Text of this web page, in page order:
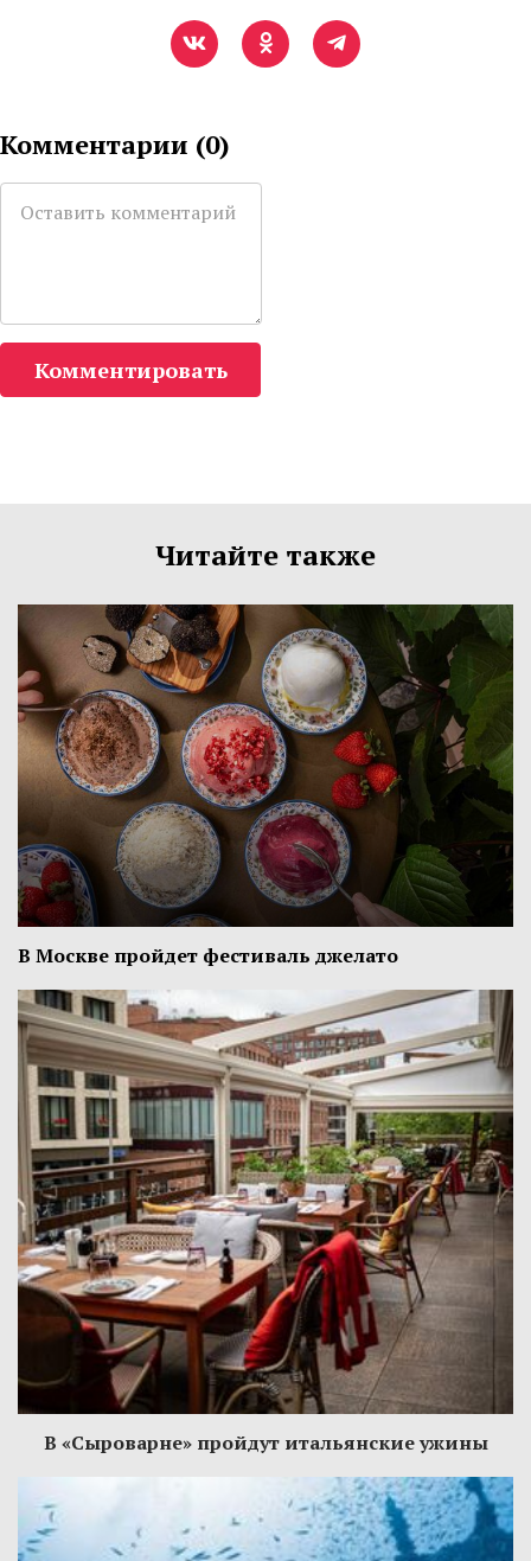
Комментарии (0)
Комментировать
Читайте также
В Москве пройдет фестиваль джелато
В «Сыроварне» пройдут итальянские ужины